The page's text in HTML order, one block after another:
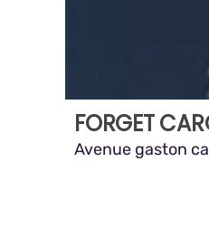
FORGET
Avenue gaston